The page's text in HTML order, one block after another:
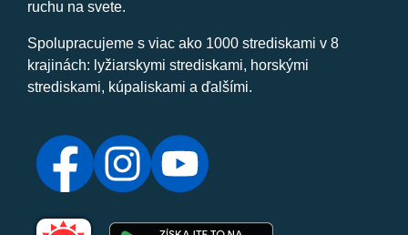
ruchu na svete.
Spolupracujeme s viac ako 1000 strediskami v 8
krajinách: lyžiarskymi strediskami, horskými
strediskami, kúpaliskami a ďalšími.